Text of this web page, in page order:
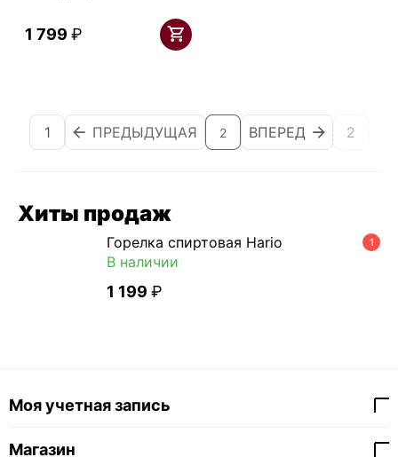
1 799 ₽
1 ПРЕДЫДУЩАЯ 2 ВПЕРЕД 2
Хиты продаж
1
Горелка спиртовая Hario
В наличии
1 199 ₽
Моя учетная запись
Магазин